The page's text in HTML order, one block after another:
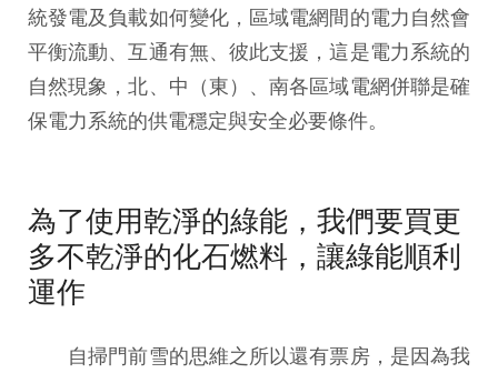
統發電及負載如何變化，區域電網間的電力自然會
平衡流動、互通有無、彼此支援，這是電力系統的
自然現象，北、中（東）、南各區域電網併聯是確
保電力系統的供電穩定與安全必要條件。
為了使用乾淨的綠能，我們要買更
多不乾淨的化石燃料，讓綠能順利
運作
自掃門前雪的思維之所以還有票房，是因為我